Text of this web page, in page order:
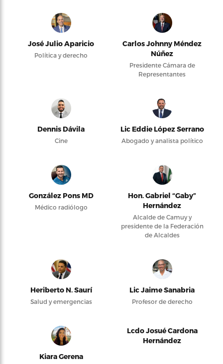
José Julio Aparicio
Política y derecho
Carlos Johnny Méndez
Núñez
Presidente Cámara de
Representantes
Dennis Dávila
Cine
Lic Eddie López Serrano
Abogado y analista político
González Pons MD
Médico radiólogo
Hon. Gabriel “Gaby”
Hernández
Alcalde de Camuy y
presidente de la Federación
de Alcaldes
Heriberto N. Saurí
Salud y emergencias
Lic Jaime Sanabria
Profesor de derecho
Kiara Gerena
Lcdo Josué Cardona
Hernández